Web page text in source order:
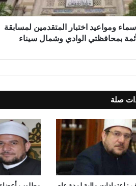
ومواعيد اختبار المتقدمين لمسابقة
بمحافظتي الوادي وشمال سيناء
صلة